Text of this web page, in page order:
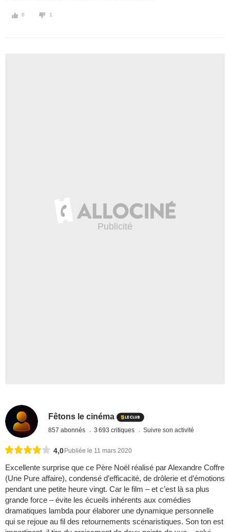
0 1
Fêtons le cinéma
857 abonnés 3 693 critiques Suivre son activité
4,0 Publiée le 11 mars 2020
Excellente surprise que ce Père Noël réalisé par Alexandre Coffre
(Une Pure affaire), condensé d’efficacité, de drôlerie et d’émotions
pendant une petite heure vingt. Car le film – et c’est là sa plus
grande force – évite les écueils inhérents aux comédies
dramatiques lambda pour élaborer une dynamique personnelle
qui se rejoue au fil des retournements scénaristiques. Son ton est